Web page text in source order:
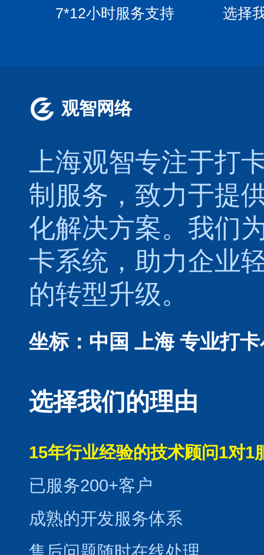
7*12小时服务支持 选择
观智网络
上海观智专注于打
制服务，致力于提
化解决方案。我们
卡系统，助力企业
的转型升级。
坐标：中国 上海 专业打
选择我们的理由
15年行业经验的技术顾问1对1
已服务200+客户
成熟的开发服务体系